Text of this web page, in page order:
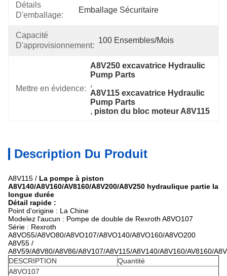
Détails
D'emballage:
Emballage Sécuritaire
Capacité
D'approvisionnement:
100 Ensembles/mois
Mettre en évidence:
A8V250 excavatrice Hydraulic
Pump Parts
,
A8V115 excavatrice Hydraulic
Pump Parts
, piston du bloc moteur A8V115
Description Du Produit
A8V115 / La pompe à piston
A8V140/A8V160/AV8160/A8V200/A8V250 hydraulique partie la
longue durée
Détail rapide :
Point d'origine : La Chine
Modelez l'aucun : Pompe de double de Rexroth A8VO107
Série : Rexroth
A8VO55/A8VO80/A8VO107/A8VO140/A8VO160/A8VO200
A8V55 /
A8V59/A8V80/A8V86/A8V107/A8V115/A8V140/A8V160/AV8160/
DESCRIPTION
Quantité
A8VO107